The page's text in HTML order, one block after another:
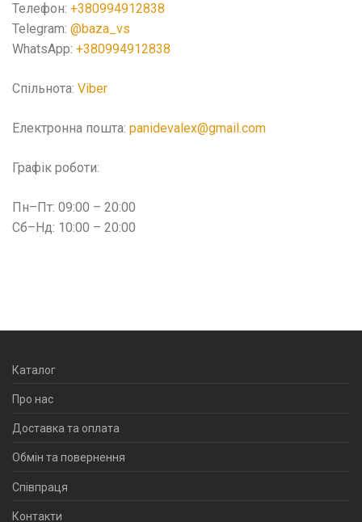
Телефон: +380994912838
Telegram: @baza_vs
WhatsApp: +380994912838
Спільнота: Viber
Електронна пошта: panidevalex@gmail.com
Графік роботи:
Пн–Пт: 09:00 – 20:00
Сб–Нд: 10:00 – 20:00
Каталог
Про нас
Доставка та оплата
Обмін та повернення
Співпраця
Контакти